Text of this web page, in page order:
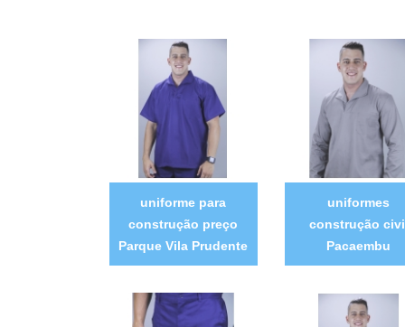
uniforme para
construção preço
Parque Vila Prudente
uniformes
construção
Pacaembu